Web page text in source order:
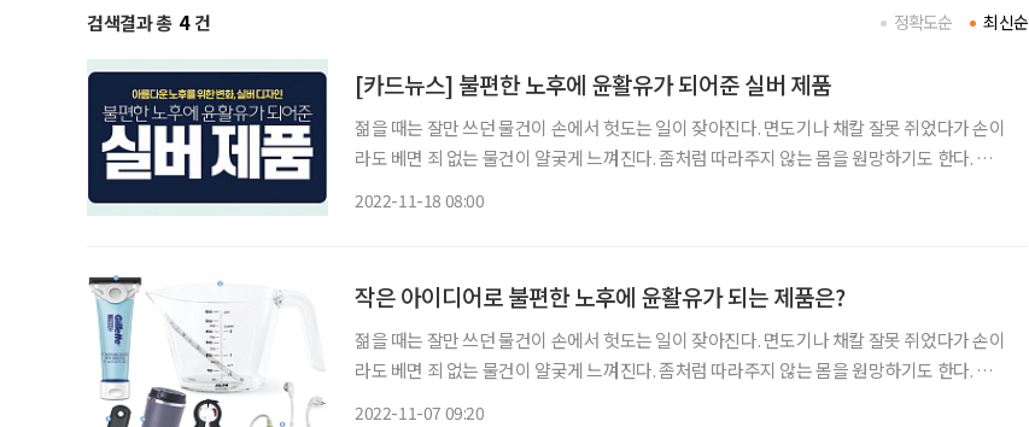
검색결과 총 4 건 최신순
정확도순
[카드뉴스] 불편한 노후에 윤활유가 되어준 실버 제품
젊을 때는 잘만 쓰던 물건이 손에서 헛도는 일이 잦아진다. 면도기나 채칼 잘못 쥐었다가 손이
라도 베면 죄 없는 물건이 얄궂게 느껴진다. 좀처럼 따라주지 않는 몸을 원망하기도 한다. 삐걱
2022-11-18 08:00
작은 아이디어로 불편한 노후에 윤활유가 되는 제품은?
젊을 때는 잘만 쓰던 물건이 손에서 헛도는 일이 잦아진다. 면도기나 채칼 잘못 쥐었다가 손이
라도 베면 죄 없는 물건이 얄궂게 느껴진다. 좀처럼 따라주지 않는 몸을 원망하기도 한다. 삐걱
2022-11-07 09:20